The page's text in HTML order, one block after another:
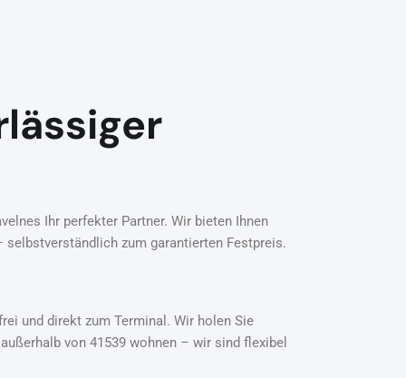
Ihr perfekter Partner. Wir bieten Ihnen
zum garantierten Festpreis.
und direkt zum Terminal. Wir holen Sie
von 41539 wohnen – wir sind flexibel